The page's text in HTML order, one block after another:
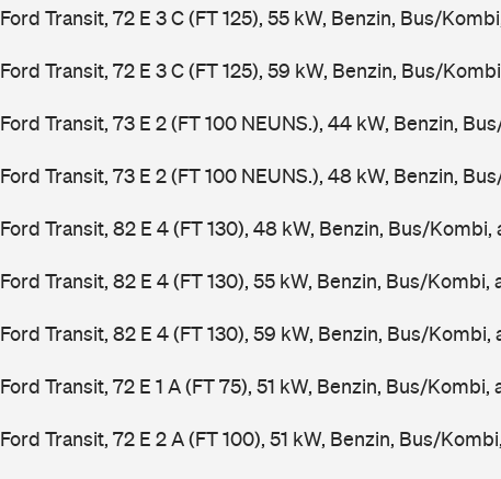
Ford Transit, 72 E 3 C (FT 125), 55 kW, Benzin, Bus/
Ford Transit, 72 E 3 C (FT 125), 59 kW, Benzin, Bus/
Ford Transit, 73 E 2 (FT 100 NEUNS.), 44 kW, Benzin,
Ford Transit, 73 E 2 (FT 100 NEUNS.), 48 kW, Benzin,
Ford Transit, 82 E 4 (FT 130), 48 kW, Benzin, Bus/Kombi,
Ford Transit, 82 E 4 (FT 130), 55 kW, Benzin, Bus/Kombi,
Ford Transit, 82 E 4 (FT 130), 59 kW, Benzin, Bus/Kombi,
Ford Transit, 72 E 1 A (FT 75), 51 kW, Benzin, Bus/Kombi,
Ford Transit, 72 E 2 A (FT 100), 51 kW, Benzin, Bus/